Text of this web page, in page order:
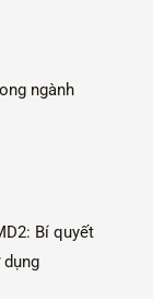
ngành
Bí quyết